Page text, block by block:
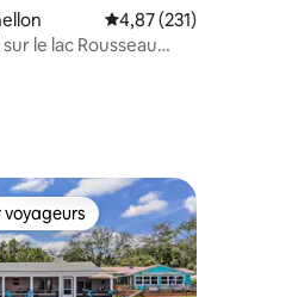
commentairesNote moyenne de
4,87 (231)
le lac Rousseau
parmi les plus aimés